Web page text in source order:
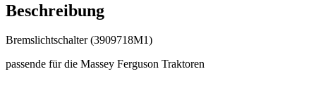
Beschreibung
Bremslichtschalter (3909718M1)
passende für die Massey Ferguson Traktoren